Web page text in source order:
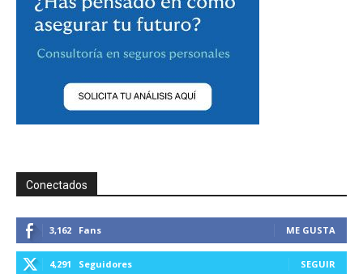
Conectados
3,162 Fans ME GUSTA
4,291 Seguidores SEGUIR